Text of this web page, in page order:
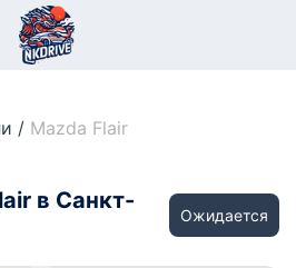
/ Mazda Flair
в Санкт-
Ожидается